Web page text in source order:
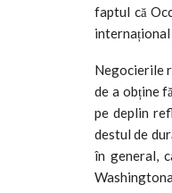
faptul că
internațional
Negocierile
de a obține
pe deplin
destul de
în general,